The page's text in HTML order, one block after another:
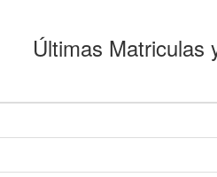
Últimas Matriculas